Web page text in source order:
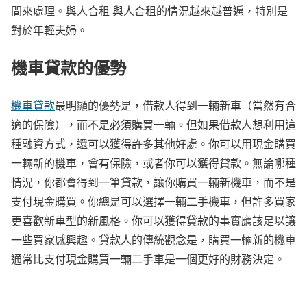
間來處理。與人合租 與人合租的情況越來越普遍，特別是
對於年輕夫婦。
機車貸款的優勢
機車貸款最明顯的優勢是，借款人得到一輛新車（當然有合
適的保險），而不是必須購買一輛。但如果借款人想利用這
種融資方式，還可以獲得許多其他好處。你可以用現金購買
一輛新的機車，會有保險，或者你可以獲得貸款。無論哪種
情況，你都會得到一筆貸款，讓你購買一輛新機車，而不是
支付現金購買。你總是可以選擇一輛二手機車，但許多買家
更喜歡新車型的新風格。你可以獲得貸款的事實應該足以讓
一些買家感興趣。貸款人的傳統觀念是，購買一輛新的機車
通常比支付現金購買一輛二手車是一個更好的財務決定。